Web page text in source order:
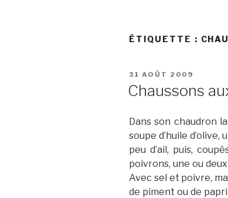
ÉTIQUETTE :
PUBLIÉ
31 AOÛT 2009
Chaussons
Dans son chaudron
soupe d’huile
peu d’ail, puis,
poivrons, une ou
Avec sel et poivre,
de piment ou de